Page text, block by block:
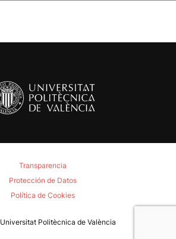
Transparencia
Protección de Datos
Política de Cookies
Universitat Politècnica de València